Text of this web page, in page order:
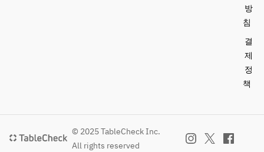
방
침
결
제
정
책
© 2025 TableCheck Inc.
All rights reserved